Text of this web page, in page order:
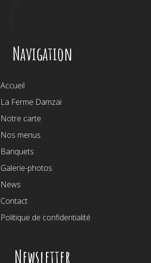
Navigation
Accueil
La Ferme Damzai
Notre carte
Nos menus
Banquets
Galerie-photos
News
Contact
Politique de confidentialité
Newsletter